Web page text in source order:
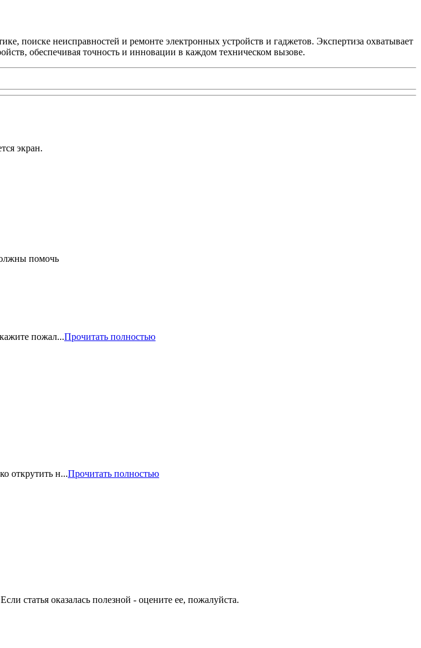
поиске неисправностей и ремонте электронных устройств и гаджетов. Экспертиза охватывает
обеспечивая точность и инновации в каждом техническом вызове.
экран.
помочь
пожал...Прочитать полностью
открутить н...Прочитать полностью
статья оказалась полезной - оцените ее, пожалуйста.